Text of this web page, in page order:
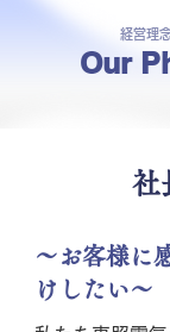
経営理
Our
社
～お客様に
けしたい～